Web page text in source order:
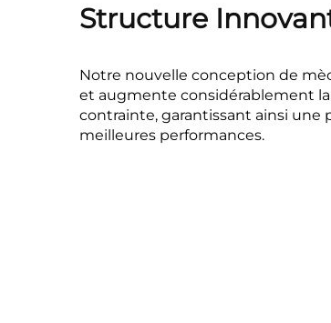
Structure
Notre nouvelle conception de
et augmente considérablement
contrainte, garantissant ainsi une
meilleures performances.